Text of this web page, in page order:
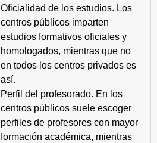
Oficialidad de los estudios. Los
centros públicos imparten
estudios formativos oficiales y
homologados, mientras que no
en todos los centros privados es
así.
Perfil del profesorado. En los
centros públicos suele escoger
perfiles de profesores con mayor
formación académica, mientras